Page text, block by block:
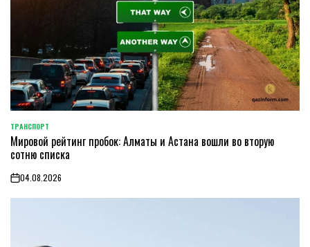
POSTED
IN
ТРАНСПОРТ
Мировой рейтинг пробок: Алматы и Астана вошли во вторую
сотню списка
on04.08.2026